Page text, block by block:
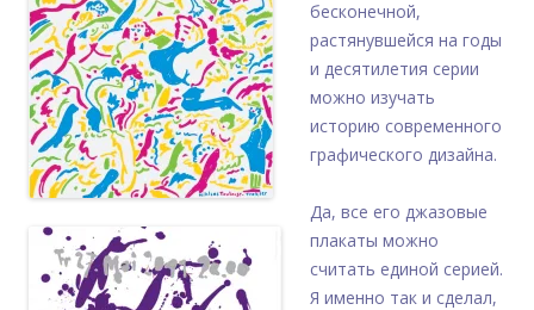
бесконечной,
растянувшейся на годы
и десятилетия серии
можно изучать
историю современного
графического дизайна.
Да, все его джазовые
плакаты можно
считать единой серией.
Я именно так и сделал,